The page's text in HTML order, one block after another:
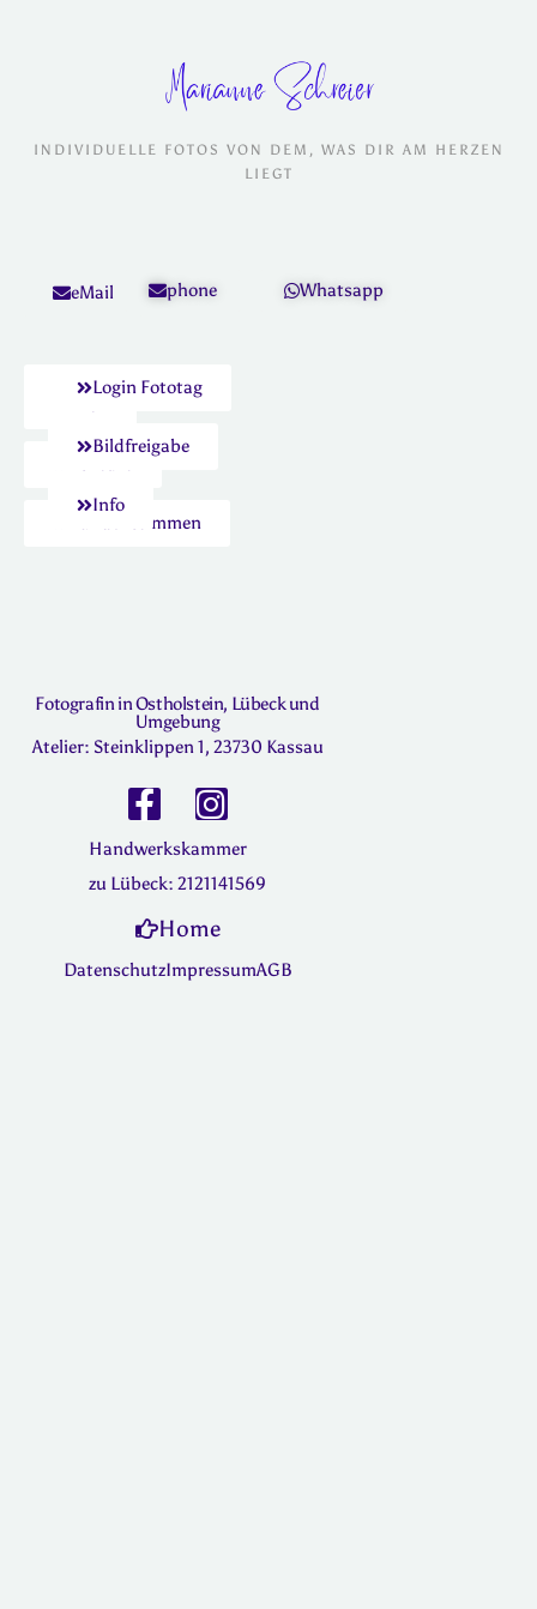
INDIVIDUELLE FOTOS VON DEM, WAS DIR AM HERZEN
LIEGT
eMail phone Whatsapp
über
Kundenstimmen
Login Fototag
Bildfreigabe
Info
Fotografin in Ostholstein, Lübeck und
Umgebung
Atelier: Steinklippen 1, 23730 Kassau
Handwerkskammer
zu Lübeck: 2121141569
Home
DatenschutzImpressumAGB